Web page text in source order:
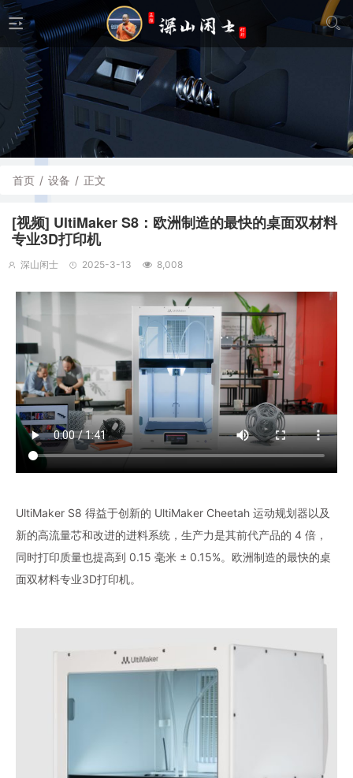
首页 / 设备 / 正文
[视频] UltiMaker S8：欧洲制造的最快的桌面双材料
专业3D打印机
深山闲士 2025-3-13 8,008
UltiMaker S8 得益于创新的 UltiMaker Cheetah 运动规划器以及
新的高流量芯和改进的进料系统，生产力是其前代产品的 4 倍，
同时打印质量也提高到 0.15 毫米 ± 0.15%。欧洲制造的最快的桌
面双材料专业3D打印机。